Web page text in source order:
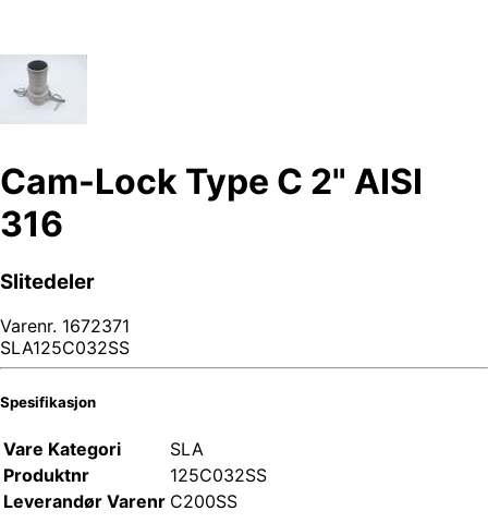
Cam-Lock Type C 2" AISI
316
Slitedeler
Varenr. 1672371
SLA125C032SS
Spesifikasjon
Vare Kategori
SLA
Produktnr
125C032SS
Leverandør Varenr C200SS